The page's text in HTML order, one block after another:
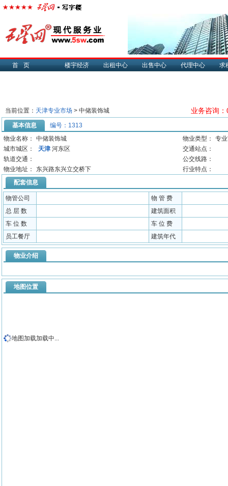
首页 楼宇经济 出租中心 出售中心 代理中心 求
当前位置： 天津专业市场 > 中储装饰城 业务咨询
基本信息
编号：1313
物业名称：
中储装饰城 物业类型：
专
城市城区：
天津 河东区
交通站点：
轨道交通：
公交线路：
物业地址：
东兴路东兴立交桥下
行业特点：
配套信息
物管公司
物 管 费
总 层 数
建筑面积
车 位 数
车 位 费
员工餐厅
建筑年代
物业介绍
地图位置
地图加载加载中...